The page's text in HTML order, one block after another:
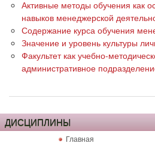
Активные методы обучения как
навыков менеджерской
Содержание курса обучения
Значение и уровень культуры
Факультет как учебно-
административное
ДИСЦИПЛИНЫ
Главная